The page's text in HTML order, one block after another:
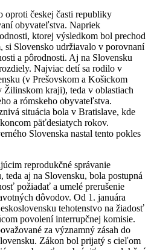
oproti českej časti republiky
obyvateľstva. Napriek
ktorej výsledkom bol prechod
si Slovensko udržiavalo v porovnaní
a pôrodnosti. Aj na Slovensku
Najviac detí sa rodilo v
(v Prešovskom a Košickom
Žilinskom kraji), teda v oblastiach
a rómskeho obyvateľstva.
situácia bola v Bratislave, kde
päťdesiatych rokov.
Slovenska nastal tento pokles
reprodukčné správanie
aj na Slovensku, bola postupná
požiadať a umelé prerušenie
dôvodov. Od 1. januára
tehotenstvo na žiadosť
povolení interrupčnej komisie.
za významný zásah do
Zákon bol prijatý s cieľom